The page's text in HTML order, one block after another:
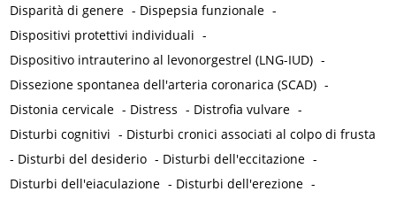
Disparità di genere - Dispepsia funzionale -
Dispositivi protettivi individuali -
Dispositivo intrauterino al levonorgestrel (LNG-IUD) -
Dissezione spontanea dell'arteria coronarica (SCAD) -
Distonia cervicale - Distress - Distrofia vulvare -
Disturbi cognitivi - Disturbi cronici associati al colpo di frusta
- Disturbi del desiderio - Disturbi dell'eccitazione -
Disturbi dell'eiaculazione - Disturbi dell'erezione -